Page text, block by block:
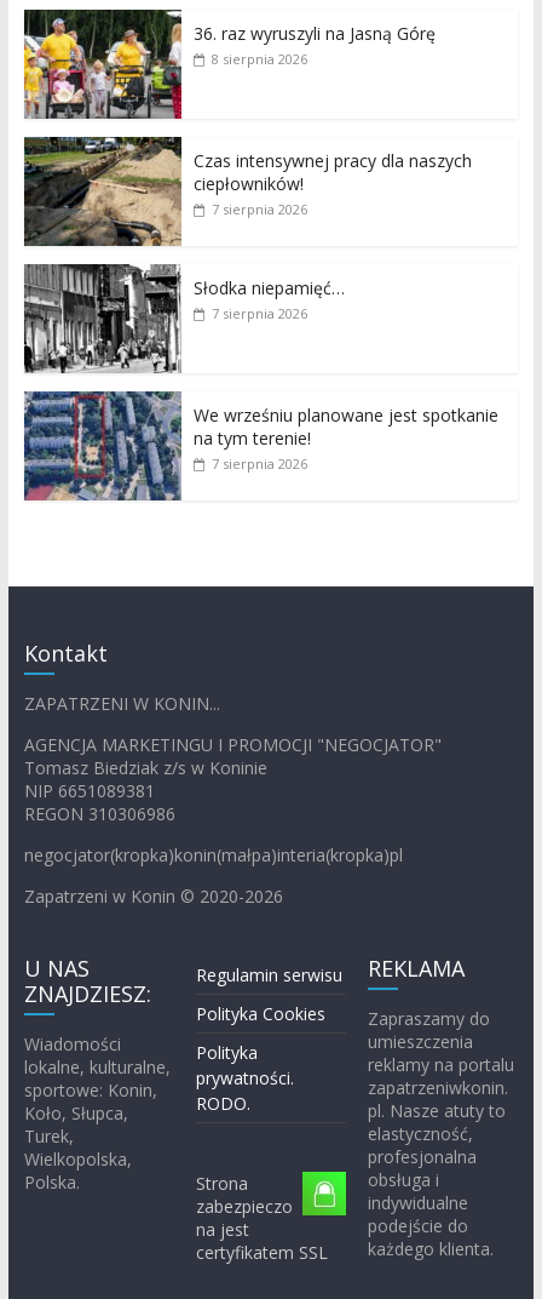
36. raz wyruszyli na Jasną Górę
8 sierpnia 2026
Czas intensywnej pracy dla naszych
ciepłowników!
7 sierpnia 2026
Słodka niepamięć…
7 sierpnia 2026
We wrześniu planowane jest spotkanie
na tym terenie!
7 sierpnia 2026
Kontakt
ZAPATRZENI W KONIN...
AGENCJA MARKETINGU I PROMOCJI "NEGOCJATOR"
Tomasz Biedziak z/s w Koninie
NIP 6651089381
REGON 310306986
negocjator(kropka)konin(małpa)interia(kropka)pl
Zapatrzeni w Konin © 2020-2026
U NAS
ZNAJDZIESZ:
Wiadomości
lokalne, kulturalne,
sportowe: Konin,
Koło, Słupca,
Turek,
Wielkopolska,
Polska.
Regulamin serwisu
Polityka Cookies
Polityka
prywatności.
RODO.
Strona
zabezpieczo
na jest
certyfikatem SSL
REKLAMA
Zapraszamy do
umieszczenia
reklamy na portalu
zapatrzeniwkonin.
pl. Nasze atuty to
elastyczność,
profesjonalna
obsługa i
indywidualne
podejście do
każdego klienta.